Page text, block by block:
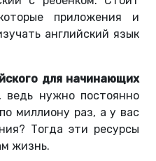
приложения и
английский язык
для начинающих
нужно постоянно
миллиону раз, а у вас
Тогда эти ресурсы
жизнь.